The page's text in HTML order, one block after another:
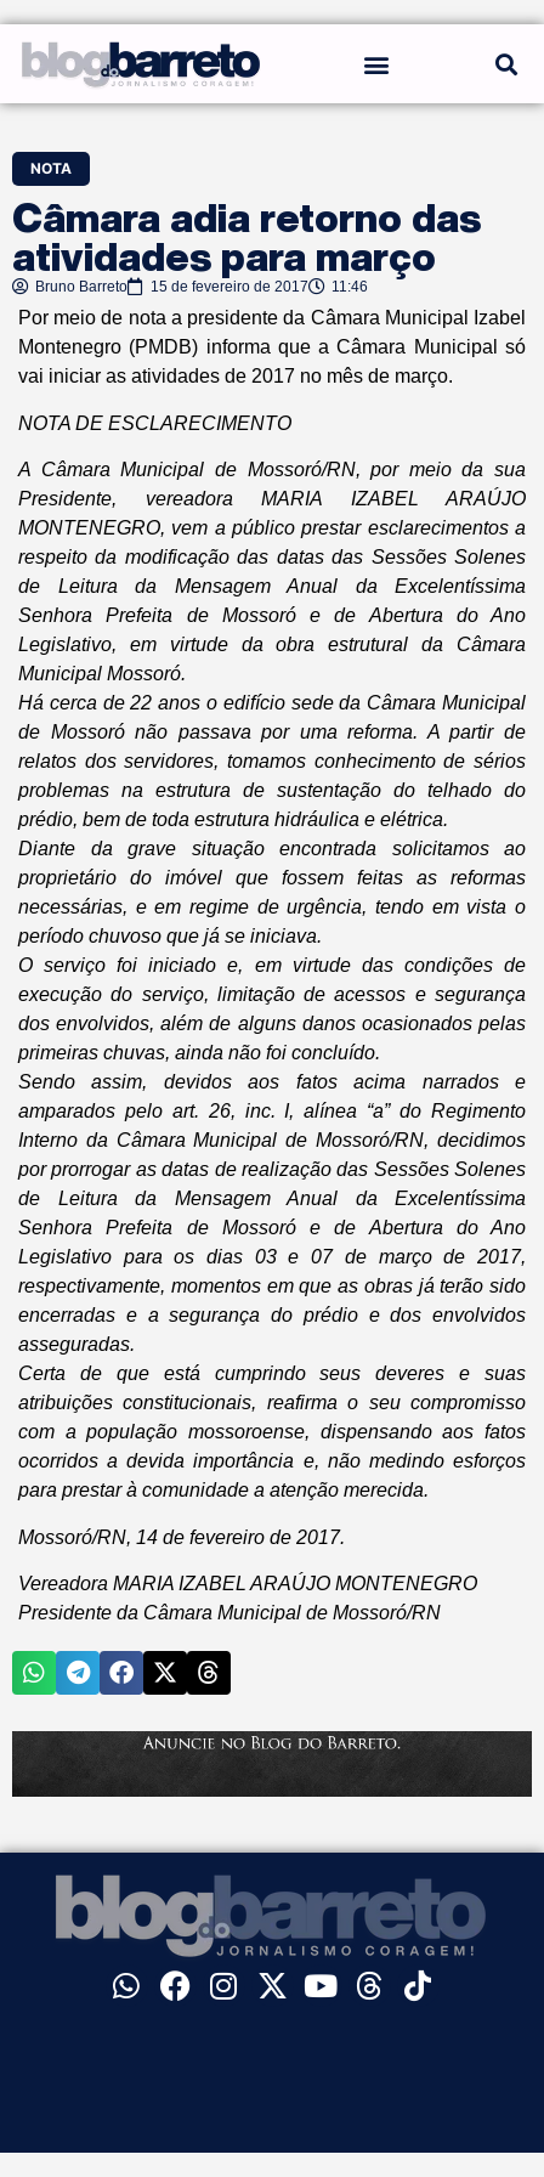
NOTA
Câmara adia retorno das
atividades para março
Bruno Barreto 15 de fevereiro de 2017 11:46
Por meio de nota a presidente da Câmara Municipal Izabel
Montenegro (PMDB) informa que a Câmara Municipal só
vai iniciar as atividades de 2017 no mês de março.
NOTA DE ESCLARECIMENTO
A Câmara Municipal de Mossoró/RN, por meio da sua
Presidente, vereadora MARIA IZABEL ARAÚJO
MONTENEGRO, vem a público prestar esclarecimentos a
respeito da modificação das datas das Sessões Solenes
de Leitura da Mensagem Anual da Excelentíssima
Senhora Prefeita de Mossoró e de Abertura do Ano
Legislativo, em virtude da obra estrutural da Câmara
Municipal Mossoró.
Há cerca de 22 anos o edifício sede da Câmara Municipal
de Mossoró não passava por uma reforma. A partir de
relatos dos servidores, tomamos conhecimento de sérios
problemas na estrutura de sustentação do telhado do
prédio, bem de toda estrutura hidráulica e elétrica.
Diante da grave situação encontrada solicitamos ao
proprietário do imóvel que fossem feitas as reformas
necessárias, e em regime de urgência, tendo em vista o
período chuvoso que já se iniciava.
O serviço foi iniciado e, em virtude das condições de
execução do serviço, limitação de acessos e segurança
dos envolvidos, além de alguns danos ocasionados pelas
primeiras chuvas, ainda não foi concluído.
Sendo assim, devidos aos fatos acima narrados e
amparados pelo art. 26, inc. I, alínea “a” do Regimento
Interno da Câmara Municipal de Mossoró/RN, decidimos
por prorrogar as datas de realização das Sessões Solenes
de Leitura da Mensagem Anual da Excelentíssima
Senhora Prefeita de Mossoró e de Abertura do Ano
Legislativo para os dias 03 e 07 de março de 2017,
respectivamente, momentos em que as obras já terão sido
encerradas e a segurança do prédio e dos envolvidos
asseguradas.
Certa de que está cumprindo seus deveres e suas
atribuições constitucionais, reafirma o seu compromisso
com a população mossoroense, dispensando aos fatos
ocorridos a devida importância e, não medindo esforços
para prestar à comunidade a atenção merecida.
Mossoró/RN, 14 de fevereiro de 2017.
Vereadora MARIA IZABEL ARAÚJO MONTENEGRO
Presidente da Câmara Municipal de Mossoró/RN